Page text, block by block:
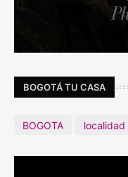
BOGOTÁ TU CASA
BOGOTA localidad